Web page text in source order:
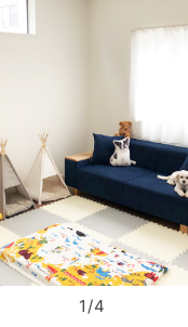
1/4